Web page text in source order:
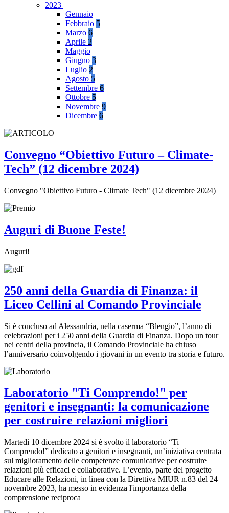
2023
Gennaio
Febbraio 5
Marzo 6
Aprile 2
Maggio
Giugno 3
Luglio 2
Agosto 5
Settembre 6
Ottobre 5
Novembre 9
Dicembre 6
Convegno “Obiettivo Futuro – Climate-
Tech” (12 dicembre 2024)
Convegno "Obiettivo Futuro - Climate Tech" (12 dicembre 2024)
Auguri di Buone Feste!
Auguri!
250 anni della Guardia di Finanza: il
Liceo Cellini al Comando Provinciale
Si è concluso ad Alessandria, nella caserma “Blengio”, l’anno di
celebrazioni per i 250 anni della Guardia di Finanza. Dopo un tour
nei centri della provincia, il Comando Provinciale ha chiuso
l’anniversario coinvolgendo i giovani in un evento tra storia e futuro.
Laboratorio "Ti Comprendo!" per
genitori e insegnanti: la comunicazione
per costruire relazioni migliori
Martedì 10 dicembre 2024 si è svolto il laboratorio “Ti
Comprendo!” dedicato a genitori e insegnanti, un’iniziativa centrata
sul miglioramento delle competenze comunicative per costruire
relazioni più efficaci e collaborative. L’evento, parte del progetto
Educare alle Relazioni, in linea con la Direttiva MIUR n.83 del 24
novembre 2023, ha messo in evidenza l'importanza della
comprensione reciproca